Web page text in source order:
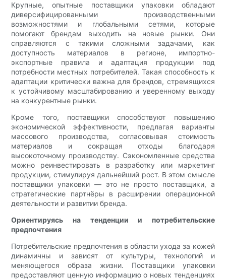
Крупные, опытные поставщики упаковки обладают
диверсифицированными производственными
возможностями и глобальными сетями, которые
помогают брендам выходить на новые рынки. Они
справляются с такими сложными задачами, как
доступность материалов в регионе, импортно-
экспортные правила и адаптация продукции под
потребности местных потребителей. Такая способность к
адаптации критически важна для брендов, стремящихся
к устойчивому масштабированию и уверенному выходу
на конкурентные рынки.
Кроме того, поставщики способствуют повышению
экономической эффективности, предлагая варианты
массового производства, согласовывая стоимость
материалов и сокращая отходы благодаря
высокоточному производству. Сэкономленные средства
можно реинвестировать в разработку или маркетинг
продукции, стимулируя дальнейший рост. В этом смысле
поставщики упаковки — это не просто поставщики, а
стратегические партнёры в расширении операционной
деятельности и развитии бренда.
Ориентируясь на тенденции и потребительские
предпочтения
Потребительские предпочтения в области ухода за кожей
динамичны и зависят от культуры, технологий и
меняющегося образа жизни. Поставщики упаковки
предоставляют ценную информацию о новых тенденциях